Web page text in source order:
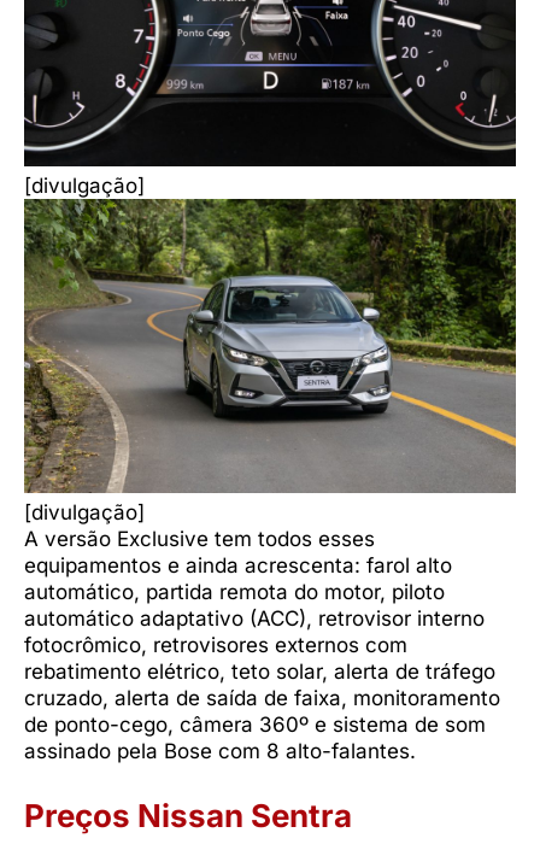
[divulgação]
[divulgação]
A versão Exclusive tem todos esses
equipamentos e ainda acrescenta: farol alto
automático, partida remota do motor, piloto
automático adaptativo (ACC), retrovisor interno
fotocrômico, retrovisores externos com
rebatimento elétrico, teto solar, alerta de tráfego
cruzado, alerta de saída de faixa, monitoramento
de ponto-cego, câmera 360º e sistema de som
assinado pela Bose com 8 alto-falantes.
Preços Nissan Sentra